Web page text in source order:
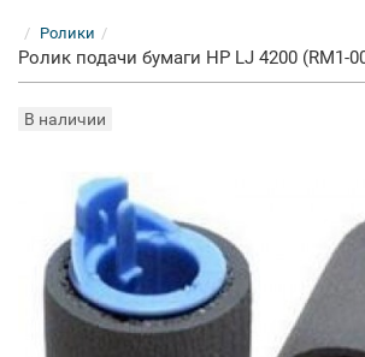
Ролики
Ролик подачи бумаги HP LJ 4200 (RM1-
В наличии